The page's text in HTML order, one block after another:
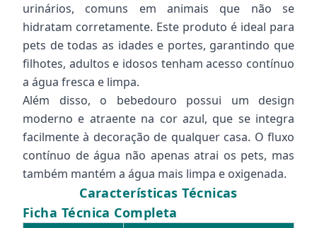
urinários, comuns em animais que não se
hidratam corretamente. Este produto é ideal para
pets de todas as idades e portes, garantindo que
filhotes, adultos e idosos tenham acesso contínuo
a água fresca e limpa.
Além disso, o bebedouro possui um design
moderno e atraente na cor azul, que se integra
facilmente à decoração de qualquer casa. O fluxo
contínuo de água não apenas atrai os pets, mas
também mantém a água mais limpa e oxigenada.
Características Técnicas
Ficha Técnica Completa